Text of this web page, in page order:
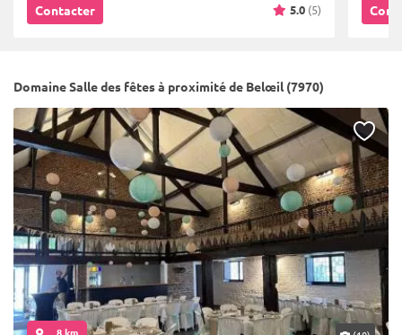
Contacter 5.0 (5)
Domaine Salle des fêtes à proximité de Belœil (7970)